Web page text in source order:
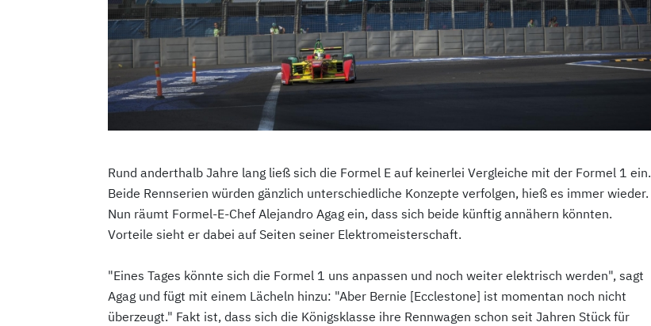
Rund anderthalb Jahre lang ließ sich die Formel E auf keinerlei Vergleiche mit der Formel 1 ein.
Beide Rennserien würden gänzlich unterschiedliche Konzepte verfolgen, hieß es immer wieder.
Nun räumt Formel-E-Chef Alejandro Agag ein, dass sich beide künftig annähern könnten.
Vorteile sieht er dabei auf Seiten seiner Elektromeisterschaft.
"Eines Tages könnte sich die Formel 1 uns anpassen und noch weiter elektrisch werden", sagt
Agag und fügt mit einem Lächeln hinzu: "Aber Bernie [Ecclestone] ist momentan noch nicht
überzeugt." Fakt ist, dass sich die Königsklasse ihre Rennwagen schon seit Jahren Stück für